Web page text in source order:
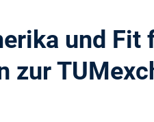
und Fit
zur